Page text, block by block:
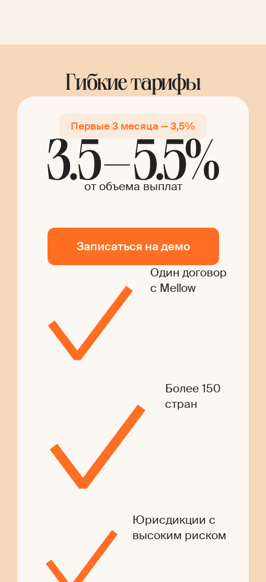
Гибкие тарифы
Первые 3 месяца — 3,5%
от объема выплат
Записаться на демо
Один договор
с Mellow
Более 150
стран
Юрисдикции с
высоким риском